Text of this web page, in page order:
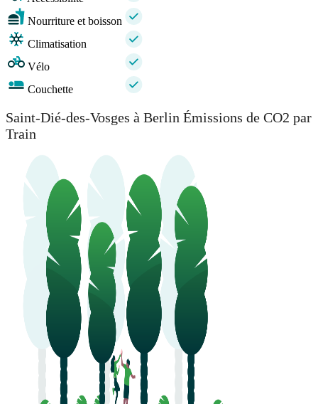
Nourriture et boisson
Climatisation
Vélo
Couchette
Saint-Dié-des-Vosges à Berlin Émissions de CO2 par
Train